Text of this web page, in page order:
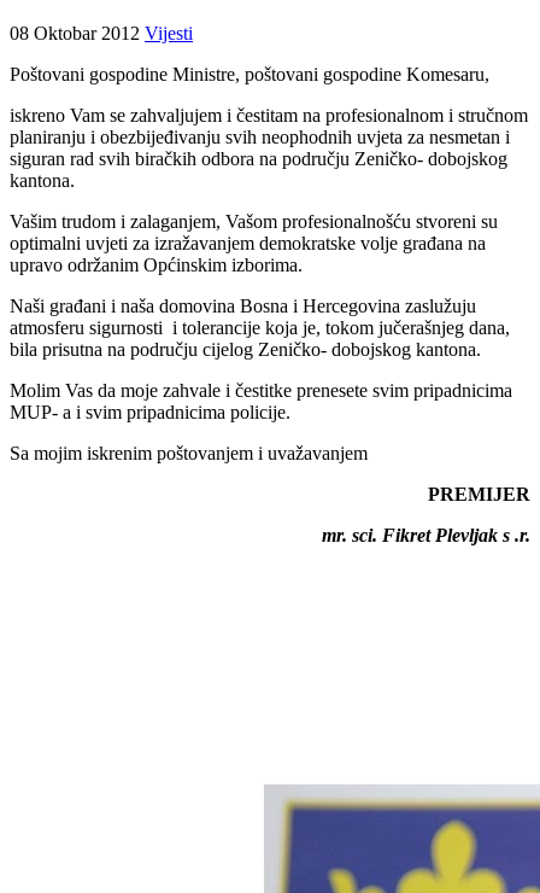
08 Oktobar 2012 Vijesti
Poštovani gospodine Ministre, poštovani gospodine Komesaru,
iskreno Vam se zahvaljujem i čestitam na profesionalnom i stručnom
planiranju i obezbijeđivanju svih neophodnih uvjeta za nesmetan i
siguran rad svih biračkih odbora na području Zeničko- dobojskog
kantona.
Vašim trudom i zalaganjem, Vašom profesionalnošću stvoreni su
optimalni uvjeti za izražavanjem demokratske volje građana na
upravo održanim Općinskim izborima.
Naši građani i naša domovina Bosna i Hercegovina zaslužuju
atmosferu sigurnosti i tolerancije koja je, tokom jučerašnjeg dana,
bila prisutna na području cijelog Zeničko- dobojskog kantona.
Molim Vas da moje zahvale i čestitke prenesete svim pripadnicima
MUP- a i svim pripadnicima policije.
Sa mojim iskrenim poštovanjem i uvažavanjem
PREMIJER
mr. sci. Fikret Plevljak s .r.